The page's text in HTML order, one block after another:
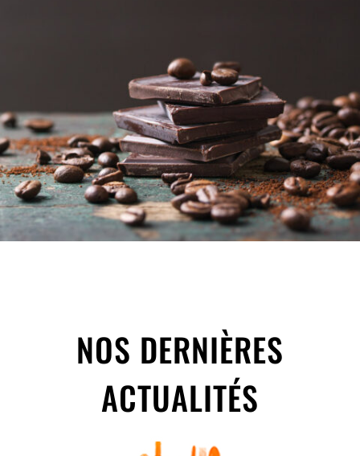
NOS DERNIÈRES
ACTUALITÉS